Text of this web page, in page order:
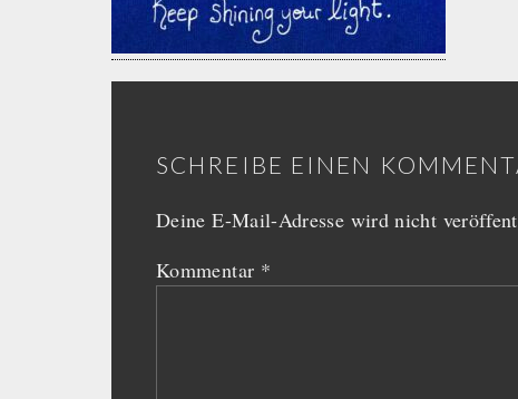
SCHREIBE EINEN
Deine E-Mail-Adresse wird nicht
Kommentar *